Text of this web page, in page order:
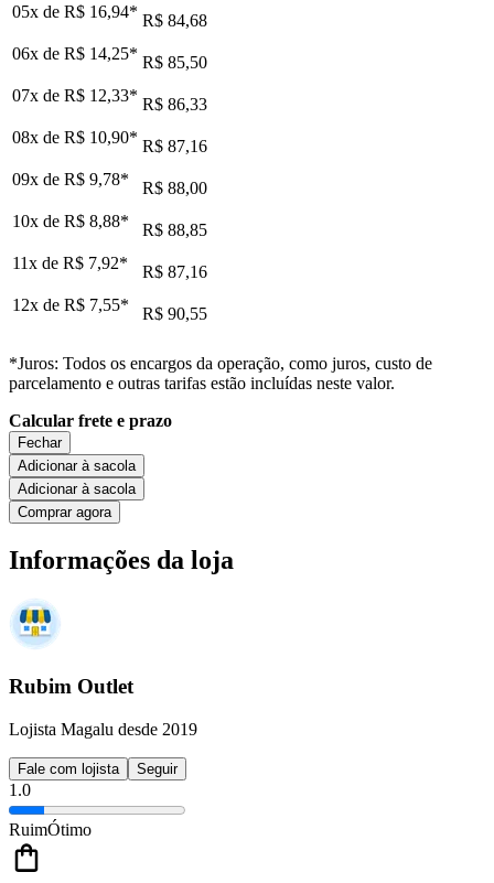
05x de R$ 16,94* R$ 84,68
06x de R$ 14,25* R$ 85,50
07x de R$ 12,33* R$ 86,33
08x de R$ 10,90* R$ 87,16
09x de R$ 9,78*
R$ 88,00
10x de R$ 8,88*
R$ 88,85
11x de R$ 7,92*
R$ 87,16
12x de R$ 7,55* R$ 90,55
*Juros: Todos os encargos da operação, como juros, custo de
parcelamento e outras tarifas estão incluídas neste valor.
Calcular frete e prazo
Fechar
Adicionar à sacola
Adicionar à sacola
Comprar agora
Informações da loja
Rubim Outlet
Lojista Magalu desde 2019
Fale com lojista Seguir
1.0
RuimÓtimo